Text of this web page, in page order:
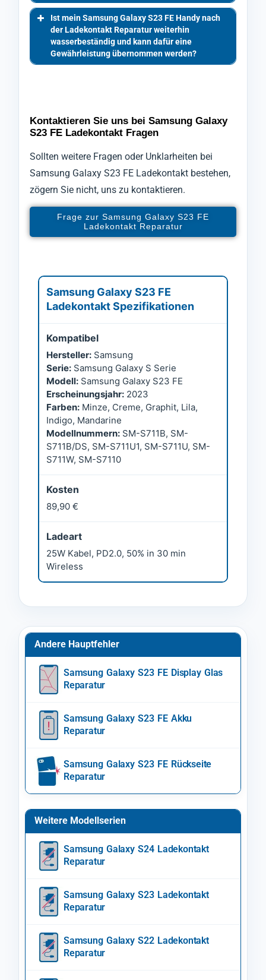
Ist mein Samsung Galaxy S23 FE Handy nach
der Ladekontakt Reparatur weiterhin
wasserbeständig und kann dafür eine
Gewährleistung übernommen werden?
Kontaktieren Sie uns bei Samsung Galaxy
S23 FE Ladekontakt Fragen
Sollten weitere Fragen oder Unklarheiten bei
Samsung Galaxy S23 FE Ladekontakt bestehen,
zögern Sie nicht, uns zu kontaktieren.
Frage zur Samsung Galaxy S23 FE
Ladekontakt Reparatur
Samsung Galaxy S23 FE
Ladekontakt Spezifikationen
Kompatibel
Hersteller: Samsung
Serie: Samsung Galaxy S Serie
Modell: Samsung Galaxy S23 FE
Erscheinungsjahr: 2023
Farben: Minze, Creme, Graphit, Lila,
Indigo, Mandarine
Modellnummern: SM-S711B, SM-
S711B/DS, SM-S711U1, SM-S711U, SM-
S711W, SM-S7110
Kosten
89,90 €
Ladeart
25W Kabel, PD2.0, 50% in 30 min
Wireless
Andere Hauptfehler
Samsung Galaxy S23 FE Display Glas
Reparatur
Samsung Galaxy S23 FE Akku
Reparatur
Samsung Galaxy S23 FE Rückseite
Reparatur
Weitere Modellserien
Samsung Galaxy S24 Ladekontakt
Reparatur
Samsung Galaxy S23 Ladekontakt
Reparatur
Samsung Galaxy S22 Ladekontakt
Reparatur